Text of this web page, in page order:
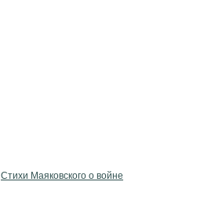
Стихи Маяковского о войне